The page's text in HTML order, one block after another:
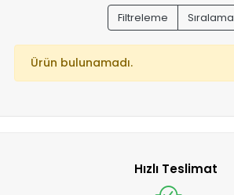
Filtreleme Sıralama
Ürün bulunamadı.
Hızlı Teslimat